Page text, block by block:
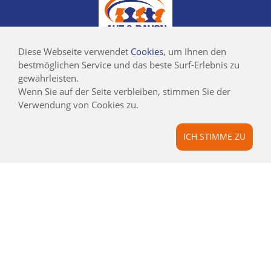
Diese Webseite verwendet Cookies, um Ihnen den
bestmöglichen Service und das beste Surf-Erlebnis zu
gewährleisten.
Wenn Sie auf der Seite verbleiben, stimmen Sie der
Verwendung von Cookies zu.
ICH STIMME ZU
©2019 AUF UND
DAVON REISEN
AUF UND DAVON
ALLGEMEINE REISEBEDINGUNGEN